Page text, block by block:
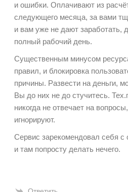
и ошибки. Оплачивают из
следующего месяца, за вами
и вам уже не дают заработать,
полный рабочий день.
Существенным минусом
правил, и блокировка
причины. Развести на деньги,
Вы до них не до стучитесь.
никогда не отвечает на
игнорируют.
Сервис зарекомендовал себя с
и там попросту делать нечего.